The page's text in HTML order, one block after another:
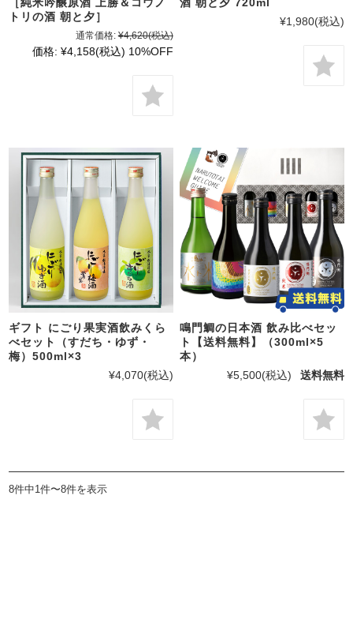
トリの酒 朝と夕］
通常価格: ¥4,620(税込)
価格: ¥4,158(税込) 10%OFF
¥1,980(税込)
ギフト にごり果実酒飲みくら
べセット（すだち・ゆず・
梅）500ml×3
¥4,070(税込)
鳴門鯛の日本酒 飲み比べセッ
ト【送料無料】（300ml×5
本）
¥5,500(税込) 送料無料
8件中1件〜8件を表示